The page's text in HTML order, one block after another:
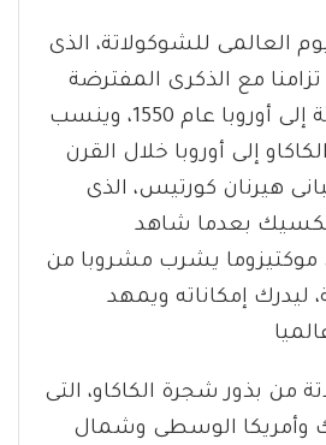
العالمى للشوكولاتة، الذى
عام 2009، تزامنا مع الذكرى المفترضة
لوصول الشوكولاتة إلى أوروبا عام 1550، وينسب
إلى أوروبا خلال القرن
هيرنان كورتيس، الذى
بعدما شاهد
موكتيزوما يشرب مشروبا من
ليدرك إمكاناته ويمهد
من بذور شجرة الكاكاو، التى
وأمريكا الوسطى وشمال